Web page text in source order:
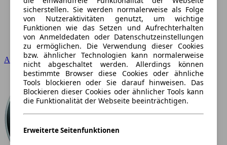
Audi
sicherstellen. Sie werden normalerweise als Folge
von Nutzeraktivitäten genutzt, um wichtige
Funktionen wie das Setzen und Aufrechterhalten
von Anmeldedaten oder Datenschutzeinstellungen
zu ermöglichen. Die Verwendung dieser Cookies
bzw. ähnlicher Technologien kann normalerweise
nicht abgeschaltet werden. Allerdings können
bestimmte Browser diese Cookies oder ähnliche
Tools blockieren oder Sie darauf hinweisen. Das
Blockieren dieser Cookies oder ähnlicher Tools kann
die Funktionalität der Webseite beeinträchtigen.
Erweiterte Seitenfunktionen